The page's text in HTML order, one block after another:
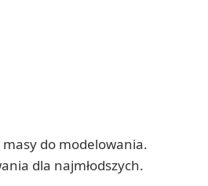
do modelowania.
dla najmłodszych.